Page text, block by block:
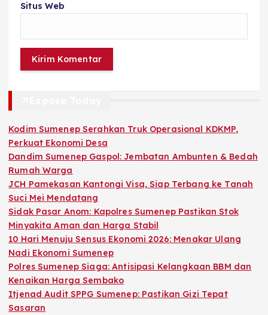
Situs Web
Kodim Sumenep Serahkan Truk Operasional KDKMP,
Perkuat Ekonomi Desa
Dandim Sumenep Gaspol: Jembatan Ambunten & Bedah
Rumah Warga
JCH Pamekasan Kantongi Visa, Siap Terbang ke Tanah
Suci Mei Mendatang
Sidak Pasar Anom: Kapolres Sumenep Pastikan Stok
Minyakita Aman dan Harga Stabil
10 Hari Menuju Sensus Ekonomi 2026: Menakar Ulang
Nadi Ekonomi Sumenep
Polres Sumenep Siaga: Antisipasi Kelangkaan BBM dan
Kenaikan Harga Sembako
Itjenad Audit SPPG Sumenep: Pastikan Gizi Tepat
Sasaran